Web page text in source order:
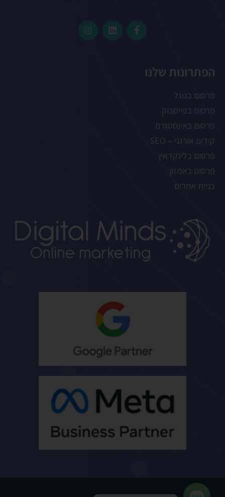
הפתרונות שלנו
פרסום בגוגל
פרסום בפייסבוק
פרסום באינסטגרם
קידום אורגני – SEO
פרסום בלינקדאין
פרסום באמזון
בניית אתרים